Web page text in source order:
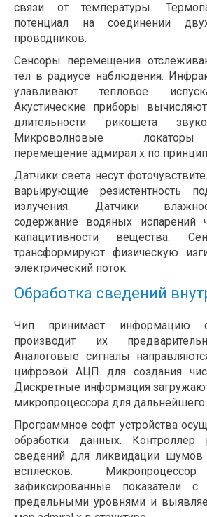
связи от температуры.
потенциал на соединении
проводников.
Сенсоры перемещения
тел в радиусе наблюдения.
улавливают тепловое
Акустические приборы
длительности рикошета
Микроволновые
перемещение адмирал х по
Датчики света несут
варьирующие резистентность
излучения. Датчики
содержание водяных испарений
капацитивности вещества.
трансформируют физическую
электрический поток.
Обработка сведений
Чип принимает информацию
производит их
Аналоговые сигналы
цифровой АЦП для создания
Дискретные информация
микропроцессора для дальнейшего
Программное софт устройства
обработки данных. Контроллер
сведений для ликвидации шумов
всплесков. Микропроцессор
зафиксированные показатели с
предельными уровнями и